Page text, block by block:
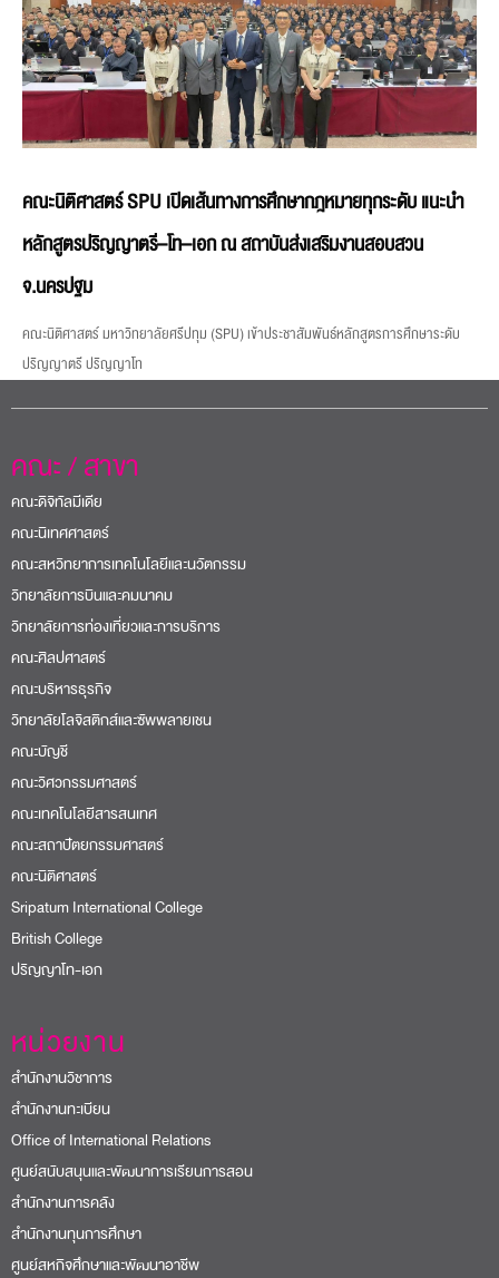
คณะนิติศาสตร์ SPU เปิดเส้นทางการศึกษากฎหมายทุกระดับ แนะนำ
หลักสูตรปริญญาตรี–โท–เอก ณ สถาบันส่งเสริมงานสอบสวน
จ.นครปฐม
คณะนิติศาสตร์ มหาวิทยาลัยศรีปทุม (SPU) เข้าประชาสัมพันธ์หลักสูตรการศึกษาระดับ
ปริญญาตรี ปริญญาโท
คณะ / สาขา
คณะดิจิทัลมีเดีย
คณะนิเทศศาสตร์
คณะสหวิทยาการเทคโนโลยีและนวัตกรรม
วิทยาลัยการบินและคมนาคม
วิทยาลัยการท่องเที่ยวและการบริการ
คณะศิลปศาสตร์
คณะบริหารธุรกิจ
วิทยาลัยโลจิสติกส์และซัพพลายเชน
คณะบัญชี
คณะวิศวกรรมศาสตร์
คณะเทคโนโลยีสารสนเทศ
คณะสถาปัตยกรรมศาสตร์
คณะนิติศาสตร์
Sripatum International College
British College
ปริญญาโท-เอก
หน่วยงาน
สำนักงานวิชาการ
สำนักงานทะเบียน
Office of International Relations
ศูนย์สนับสนุนและพัฒนาการเรียนการสอน
สำนักงานการคลัง
สำนักงานทุนการศึกษา
ศูนย์สหกิจศึกษาและพัฒนาอาชีพ